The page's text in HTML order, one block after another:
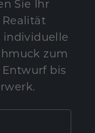
Sie Ihr
individuelle
zum
bis